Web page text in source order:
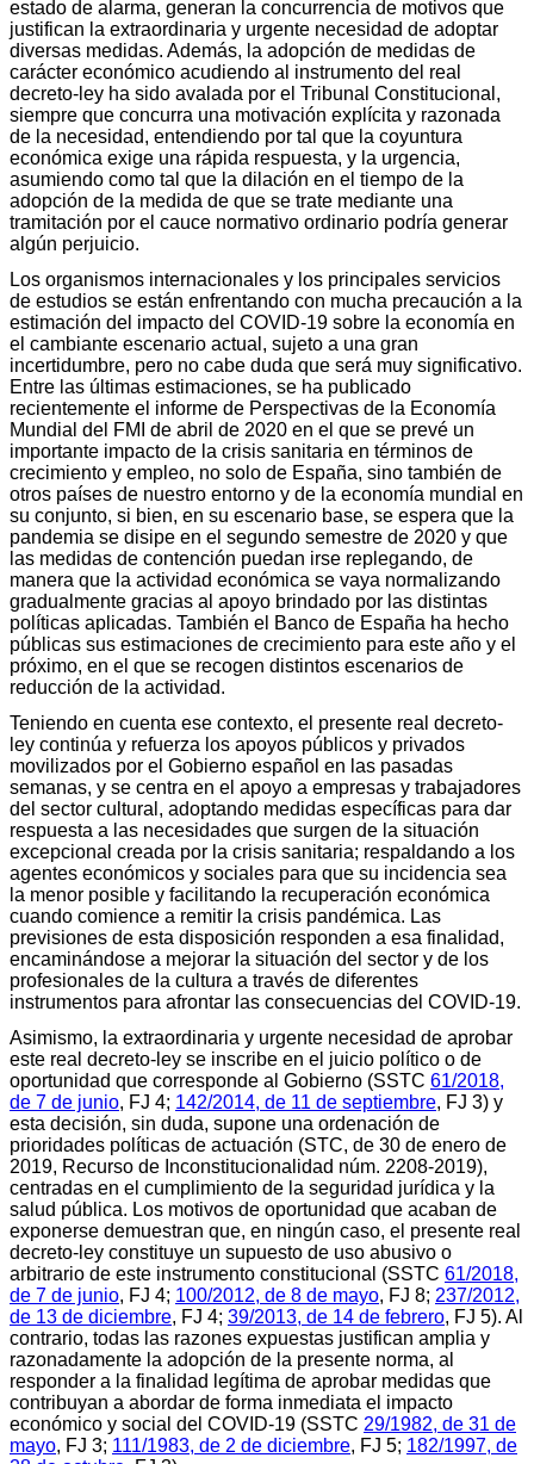
estado de alarma, generan la concurrencia de motivos que
justifican la extraordinaria y urgente necesidad de adoptar
diversas medidas. Además, la adopción de medidas de
carácter económico acudiendo al instrumento del real
decreto-ley ha sido avalada por el Tribunal Constitucional,
siempre que concurra una motivación explícita y razonada
de la necesidad, entendiendo por tal que la coyuntura
económica exige una rápida respuesta, y la urgencia,
asumiendo como tal que la dilación en el tiempo de la
adopción de la medida de que se trate mediante una
tramitación por el cauce normativo ordinario podría generar
algún perjuicio.
Los organismos internacionales y los principales servicios
de estudios se están enfrentando con mucha precaución a la
estimación del impacto del COVID-19 sobre la economía en
el cambiante escenario actual, sujeto a una gran
incertidumbre, pero no cabe duda que será muy significativo.
Entre las últimas estimaciones, se ha publicado
recientemente el informe de Perspectivas de la Economía
Mundial del FMI de abril de 2020 en el que se prevé un
importante impacto de la crisis sanitaria en términos de
crecimiento y empleo, no solo de España, sino también de
otros países de nuestro entorno y de la economía mundial en
su conjunto, si bien, en su escenario base, se espera que la
pandemia se disipe en el segundo semestre de 2020 y que
las medidas de contención puedan irse replegando, de
manera que la actividad económica se vaya normalizando
gradualmente gracias al apoyo brindado por las distintas
políticas aplicadas. También el Banco de España ha hecho
públicas sus estimaciones de crecimiento para este año y el
próximo, en el que se recogen distintos escenarios de
reducción de la actividad.
Teniendo en cuenta ese contexto, el presente real decreto-
ley continúa y refuerza los apoyos públicos y privados
movilizados por el Gobierno español en las pasadas
semanas, y se centra en el apoyo a empresas y trabajadores
del sector cultural, adoptando medidas específicas para dar
respuesta a las necesidades que surgen de la situación
excepcional creada por la crisis sanitaria; respaldando a los
agentes económicos y sociales para que su incidencia sea
la menor posible y facilitando la recuperación económica
cuando comience a remitir la crisis pandémica. Las
previsiones de esta disposición responden a esa finalidad,
encaminándose a mejorar la situación del sector y de los
profesionales de la cultura a través de diferentes
instrumentos para afrontar las consecuencias del COVID-19.
Asimismo, la extraordinaria y urgente necesidad de aprobar
este real decreto-ley se inscribe en el juicio político o de
oportunidad que corresponde al Gobierno (SSTC 61/2018,
de 7 de junio, FJ 4; 142/2014, de 11 de septiembre, FJ 3) y
esta decisión, sin duda, supone una ordenación de
prioridades políticas de actuación (STC, de 30 de enero de
2019, Recurso de Inconstitucionalidad núm. 2208-2019),
centradas en el cumplimiento de la seguridad jurídica y la
salud pública. Los motivos de oportunidad que acaban de
exponerse demuestran que, en ningún caso, el presente real
decreto-ley constituye un supuesto de uso abusivo o
arbitrario de este instrumento constitucional (SSTC 61/2018,
de 7 de junio, FJ 4; 100/2012, de 8 de mayo, FJ 8; 237/2012,
de 13 de diciembre, FJ 4; 39/2013, de 14 de febrero, FJ 5). Al
contrario, todas las razones expuestas justifican amplia y
razonadamente la adopción de la presente norma, al
responder a la finalidad legítima de aprobar medidas que
contribuyan a abordar de forma inmediata el impacto
económico y social del COVID-19 (SSTC 29/1982, de 31 de
mayo, FJ 3; 111/1983, de 2 de diciembre, FJ 5; 182/1997, de